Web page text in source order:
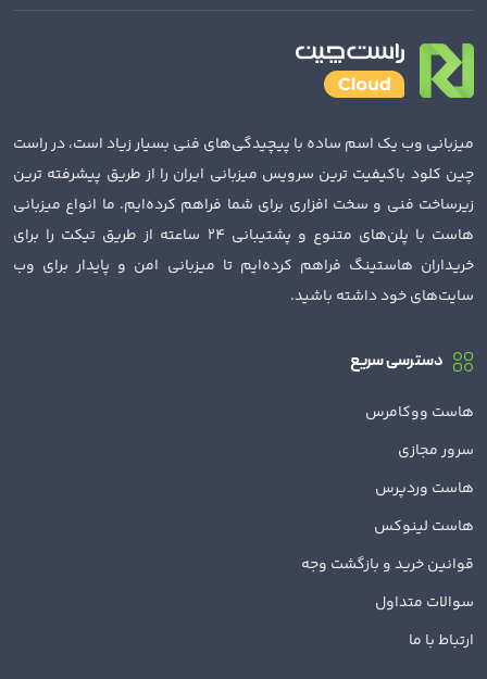
میزبانی وب یک اسم ساده با پیچیدگی‌های فنی بسیار زیاد است، در راست
چین کلود باکیفیت ترین سرویس میزبانی ایران را از طریق پیشرفته ترین
زیرساخت فنی و سخت افزاری برای شما فراهم کرده‌ایم. ما انواع میزبانی
هاست با پلن‌های متنوع و پشتیبانی 24 ساعته از طریق تیکت را برای
خریداران هاستینگ فراهم کرده‌ایم تا میزبانی امن و پایدار برای وب
سایت‌های خود داشته باشید.
دسترسی سریع
هاست ووکامرس
سرور مجازی
هاست وردپرس
هاست لینوکس
قوانین خرید و بازگشت وجه
سوالات متداول
ارتباط با ما